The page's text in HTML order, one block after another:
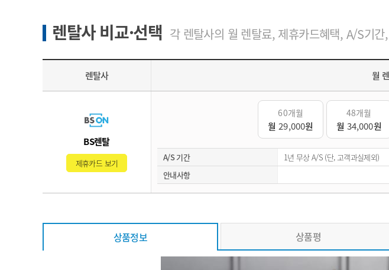
렌탈사 비교·선택 각 렌탈사의 월 렌탈료, 제휴카드혜택, A/S기
렌탈사 월
BS렌탈
제휴카드 보기
60개월
월29,000원
48개월
월 34,000원
A/S 기간
1년 무상 A/S (단, 고객과실제외)
안내사항
상품정보 상품평